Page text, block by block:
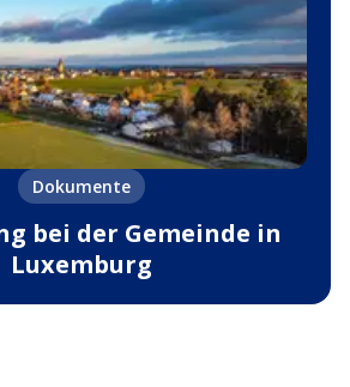
Dokumente
bei der Gemeinde in
Luxemburg